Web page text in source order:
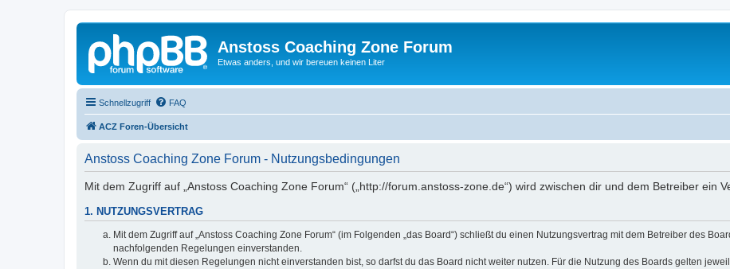
Anstoss Coaching Zone Forum
Etwas anders, und wir bereuen keinen Liter
Schnellzugriff FAQ
ACZ Foren-Übersicht
Anstoss Coaching Zone Forum - Nutzungsbedingungen
Mit dem Zugriff auf „Anstoss Coaching Zone Forum“ („http://forum.anstoss-zone.de“) wird zwischen dir und dem Betreiber ein
1. NUTZUNGSVERTRAG
Mit dem Zugriff auf „Anstoss Coaching Zone Forum“ (im Folgenden „das Board“) schließt du einen Nutzungsvertrag mit dem Betreiber des
nachfolgenden Regelungen einverstanden.
Wenn du mit diesen Regelungen nicht einverstanden bist, so darfst du das Board nicht weiter nutzen. Für die Nutzung des Boards gelten